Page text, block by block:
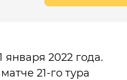
января 2022 года.
21-го тура